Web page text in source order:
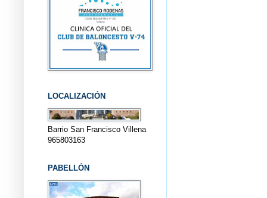
LOCALIZACIÓN
Barrio San Francisco Villena
965803163
PABELLÓN